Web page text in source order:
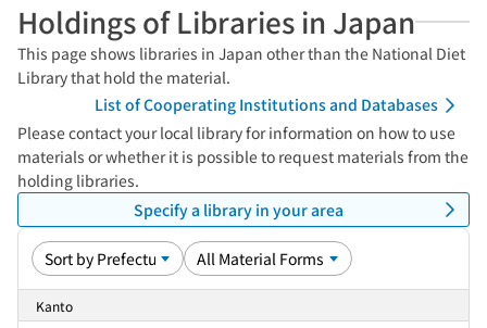
Holdings of Libraries in Japan
This page shows libraries in Japan other than the National Diet
Library that hold the material.
List of Cooperating Institutions and Databases
Please contact your local library for information on how to use
materials or whether it is possible to request materials from the
holding libraries.
Specify a library in your area
Kanto